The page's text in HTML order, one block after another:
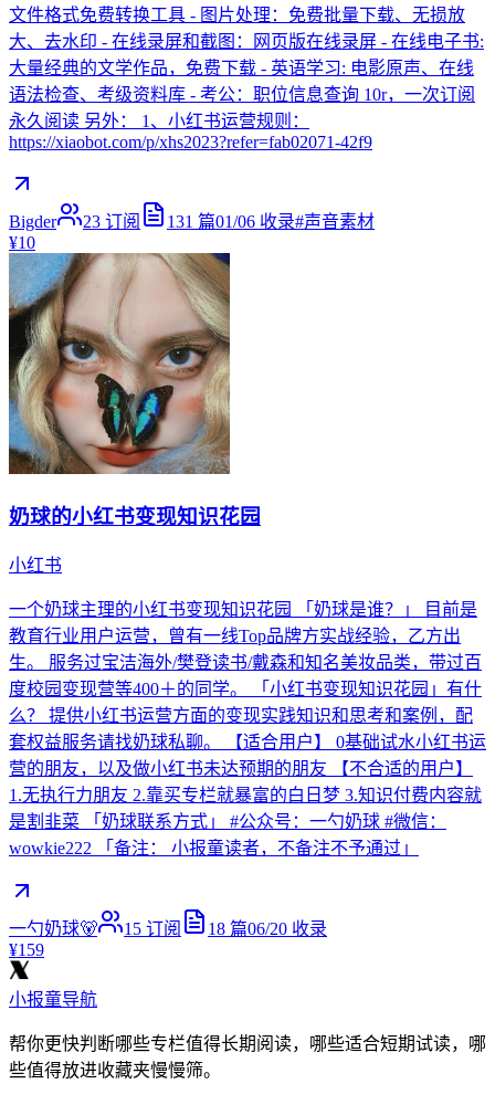
文件格式免费转换工具 - 图片处理：免费批量下载、无损放
大、去水印 - 在线录屏和截图：网页版在线录屏 - 在线电子书:
大量经典的文学作品，免费下载 - 英语学习: 电影原声、在线
语法检查、考级资料库 - 考公：职位信息查询 10r，一次订阅
永久阅读 另外： 1、小红书运营规则：
https://xiaobot.com/p/xhs2023?refer=fab02071-42f9
Bigder 23 订阅 131 篇01/06 收录#声音素材
¥10
奶球的小红书变现知识花园
小红书
一个奶球主理的小红书变现知识花园 「奶球是谁？」 目前是
教育行业用户运营，曾有一线Top品牌方实战经验，乙方出
生。 服务过宝洁海外/樊登读书/戴森和知名美妆品类，带过百
度校园变现营等400＋的同学。 「小红书变现知识花园」有什
么？ 提供小红书运营方面的变现实践知识和思考和案例，配
套权益服务请找奶球私聊。 【适合用户】 0基础试水小红书运
营的朋友，以及做小红书未达预期的朋友 【不合适的用户】
1.无执行力朋友 2.靠买专栏就暴富的白日梦 3.知识付费内容就
是割韭菜 「奶球联系方式」 #公众号：一勺奶球 #微信：
wowkie222 「备注： 小报童读者，不备注不予通过」
一勺奶球🐻 15 订阅 18 篇06/20 收录
¥159
小报童导航
帮你更快判断哪些专栏值得长期阅读，哪些适合短期试读，哪
些值得放进收藏夹慢慢筛。